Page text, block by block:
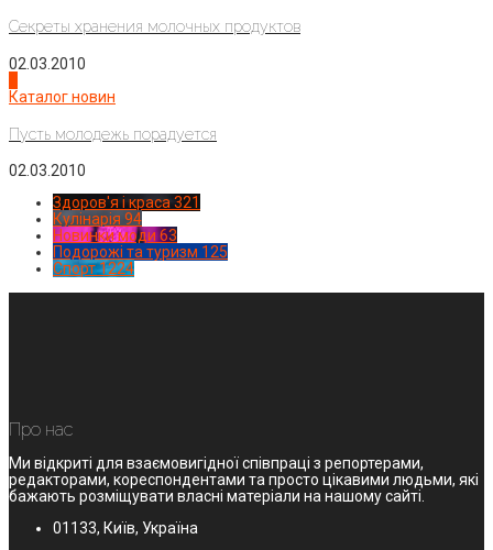
Секреты хранения молочных продуктов
02.03.2010
Каталог новин
Пусть молодежь порадуется
02.03.2010
Здоров'я і краса 321
Кулінарія 94
Новинки моди 63
Подорожі та туризм 125
Спорт1224
Про нас
Ми відкриті для взаємовигідної співпраці з репортерами,
редакторами, кореспондентами та просто цікавими людьми, які
бажають розміщувати власні матеріали на нашому сайті.
01133, Київ, Україна